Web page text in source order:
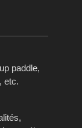
paddle,
etc.